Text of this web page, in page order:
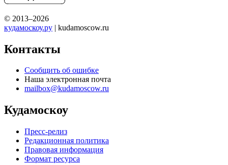
© 2013–2026
кудамоскоу.ру | kudamoscow.ru
Контакты
Сообщить об ошибке
Наша электронная почта
mailbox@kudamoscow.ru
Кудамоскоу
Пресс-релиз
Редакционная политика
Правовая информация
Формат ресурса